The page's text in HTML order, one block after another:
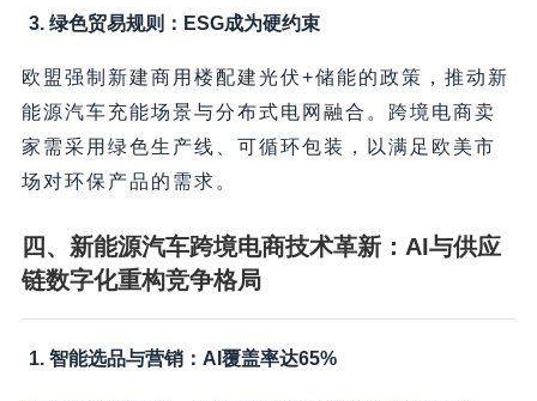
3. 绿色贸易规则：ESG成为硬约束
欧盟强制新建商用楼配建光伏+储能的政策，推动新
能源汽车充能场景与分布式电网融合。跨境电商卖
家需采用绿色生产线、可循环包装，以满足欧美市
场对环保产品的需求。
四、新能源汽车跨境电商技术革新：AI与供应
链数字化重构竞争格局
1. 智能选品与营销：AI覆盖率达65%